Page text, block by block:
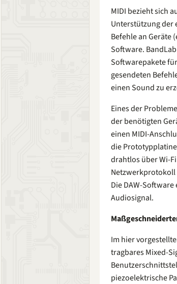
MIDI bezieht sich
Unterstützung der
Befehle an Geräte
Software.
Softwarepakete
gesendeten
einen Sound zu
Eines der
der benötigten
einen MIDI-
die
drahtlos über Wi-
Netzwerkprotokoll
Die DAW-
Audiosignal.
Im hier
tragbares Mixed-
piezoelektrische